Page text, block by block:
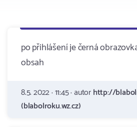
po přihlášení je černá
obsah
8.5. 2022 · 11:45 · autorhttp://
(blabolroku.wz.cz)